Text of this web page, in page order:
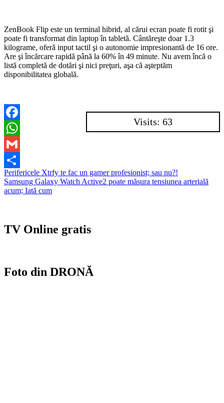
ZenBook Flip este un terminal hibrid, al cărui ecran poate fi rotit şi
poate fi transformat din laptop în tabletă. Cântăreşte doar 1.3
kilograme, oferă input tactil şi o autonomie impresionantă de 16 ore.
Are şi încărcare rapidă până la 60% în 49 minute. Nu avem încă o
listă completă de dotări şi nici preţuri, aşa că aşteptăm
disponibilitatea globală.
Visits: 63
Facebook
WhatsApp
Gmail
Partajează
Navigare
în
Perifericele Xtrfy te fac un gamer profesionist; sau nu?!
Samsung Galaxy Watch Active2 poate măsura tensiunea arterială
acum; Iată cum
TV Online gratis
Foto din DRONĂ